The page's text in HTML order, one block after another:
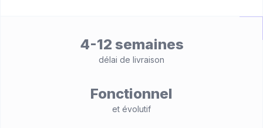
4-12 semaines
délai de livraison
Fonctionnel
et évolutif